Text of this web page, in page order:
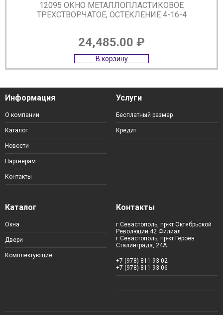
12095 ОКНО МЕТАЛЛОПЛАСТИКОВОЕ
ТРЕХСТВОРЧАТОЕ, ОСТЕКЛЕНИЕ 4-16-4
24,485.00 ₽
В корзину
Информация
О компании
Каталог
Новости
Партнерам
Контакты
Услуги
Бесплатный размер
Кредит
Каталог
Окна
Двери
Комплектующие
Контакты
г.Севастополь, пр-кт Октябрьской
Революции 42 Филиал
г.Севастополь, пр-кт Героев
Сталинграда, 24А
+7 (978) 811-93-02
+7 (978) 811-93-06